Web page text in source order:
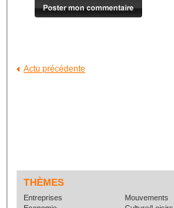
Actu précédente
THÈMES
Entreprises
Mouvements